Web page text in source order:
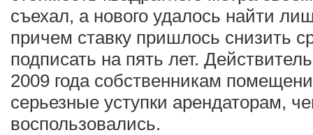
съехал, а нового удалось найти
причем ставку пришлось снизить
подписать на пять лет.
2009 года собственникам
серьезные уступки арендаторам,
воспользовались.